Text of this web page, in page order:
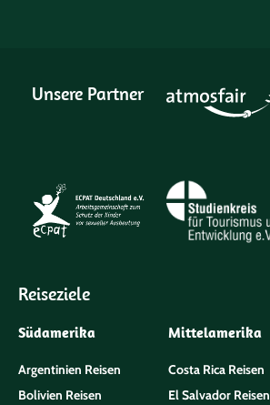
Unsere Partner
Reiseziele
Südamerika
Argentinien Reisen
Bolivien Reisen
Mittelamerika
Costa Rica Reisen
El Salvador Reisen